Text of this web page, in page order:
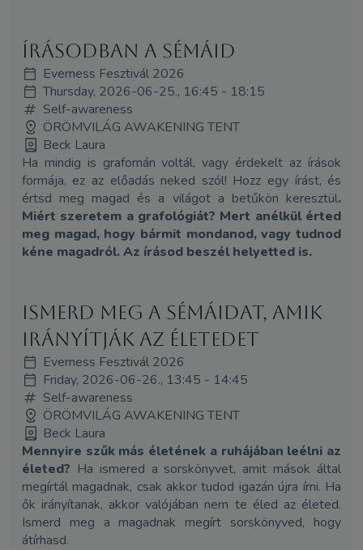
Írásodban a sémáid
Everness Fesztivál 2026
Thursday, 2026-06-25., 16:45 - 18:15
Self-awareness
ÖRÖMVILÁG AWAKENING TENT
Beck Laura
Ha mindig is grafomán voltál, vagy érdekelt az írások
formája, ez az előadás neked szól! Hozz egy írást, és
értsd meg magad és a világot a betűkön keresztül.
Miért szeretem a grafológiát? Mert anélkül érted
meg magad, hogy bármit mondanod, vagy tudnod
kéne magadról.Az írásod beszél helyetted is.
Ismerd meg a sémáidat, amik
irányítják az életedet
Everness Fesztivál 2026
Friday, 2026-06-26., 13:45 - 14:45
Self-awareness
ÖRÖMVILÁG AWAKENING TENT
Beck Laura
Mennyire szűk más életének a ruhájában leélni az
életed? Ha ismered a sorskönyvet, amit mások által
megírtál magadnak, csak akkor tudod igazán újra írni. Ha
ők irányítanak, akkor valójában nem te éled az életed.
Ismerd meg a magadnak megírt sorskönyved, hogy
átírhasd.